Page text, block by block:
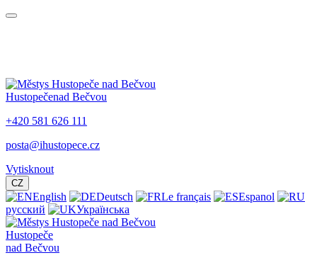
Hustopečenad Bečvou
+420 581 626 111
posta@ihustopece.cz
Vytisknout
CZ
English Deutsch Le français
Espanol
русский
Українська
Hustopeče
nad Bečvou